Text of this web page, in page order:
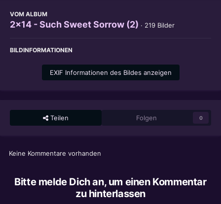
VOM ALBUM
2x14 - Such Sweet Sorrow (2) · 219 Bilder
BILDINFORMATIONEN
EXIF Informationen des Bildes anzeigen
Teilen Folgen 0
Keine Kommentare vorhanden
Bitte melde Dich an, um einen Kommentar
zu hinterlassen